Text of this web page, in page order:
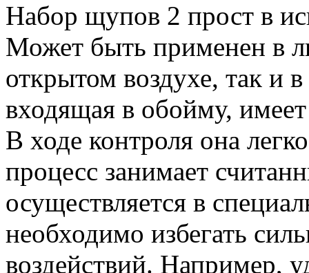
Набор щупов 2 прост в
Может быть применен в
открытом воздухе, так и
входящая в обойму,
В ходе контроля она
процесс занимает
осуществляется в
необходимо избегать
воздействий. Например,